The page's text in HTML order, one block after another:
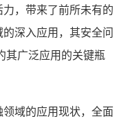
，带来了前所未有的
深入应用，其安全问
其广泛应用的关键瓶
域的应用现状，全面